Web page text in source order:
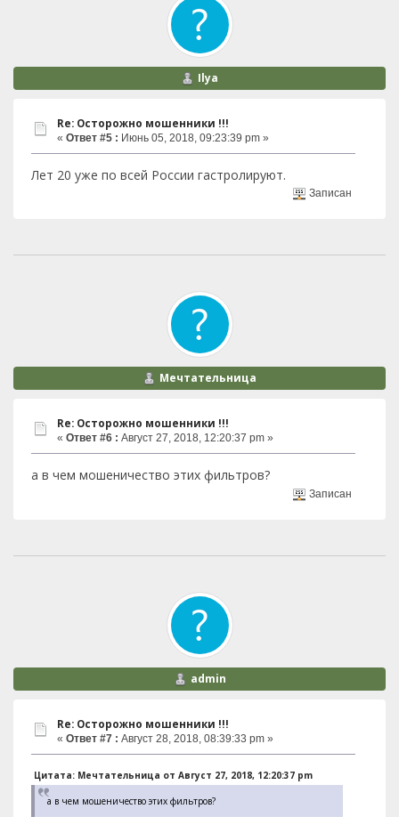
Ilya
Re: Осторожно мошенники !!!
« Ответ #5 : Июнь 05, 2018, 09:23:39 pm »
Лет 20 уже по всей России гастролируют.
Записан
Мечтательница
Re: Осторожно мошенники !!!
« Ответ #6 : Август 27, 2018, 12:20:37 pm »
а в чем мошеничество этих фильтров?
Записан
admin
Re: Осторожно мошенники !!!
« Ответ #7 : Август 28, 2018, 08:39:33 pm »
Цитата: Мечтательница от Август 27, 2018, 12:20:37 pm
а в чем мошеничество этих фильтров?